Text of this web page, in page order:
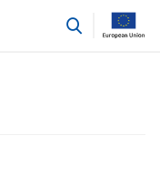
przejdź